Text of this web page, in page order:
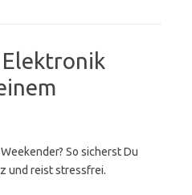
Elektronik
So sicherst Du
und reist stressfrei.